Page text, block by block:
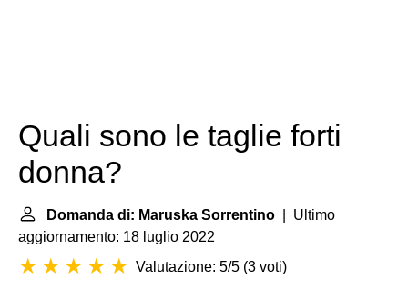
Quali sono le taglie forti
donna?
Domanda di: Maruska Sorrentino | Ultimo
aggiornamento: 18 luglio 2022
Valutazione: 5/5 (3 voti)